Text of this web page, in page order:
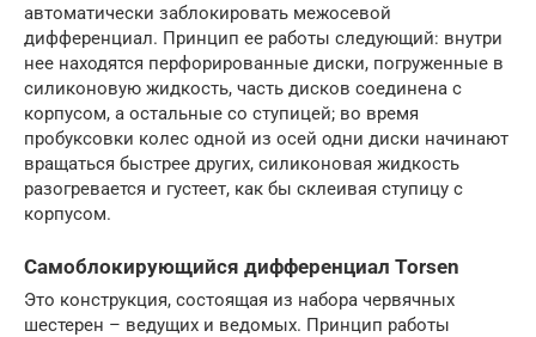
автоматически заблокировать межосевой
дифференциал. Принцип ее работы следующий: внутри
нее находятся перфорированные диски, погруженные в
силиконовую жидкость, часть дисков соединена с
корпусом, а остальные со ступицей; во время
пробуксовки колес одной из осей одни диски начинают
вращаться быстрее других, силиконовая жидкость
разогревается и густеет, как бы склеивая ступицу с
корпусом.
Самоблокирующийся дифференциал Torsen
Это конструкция, состоящая из набора червячных
шестерен – ведущих и ведомых. Принцип работы